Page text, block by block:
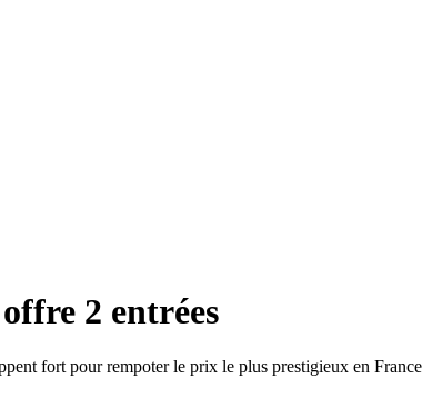
2 entrées
fort pour rempoter le prix le plus prestigieux en